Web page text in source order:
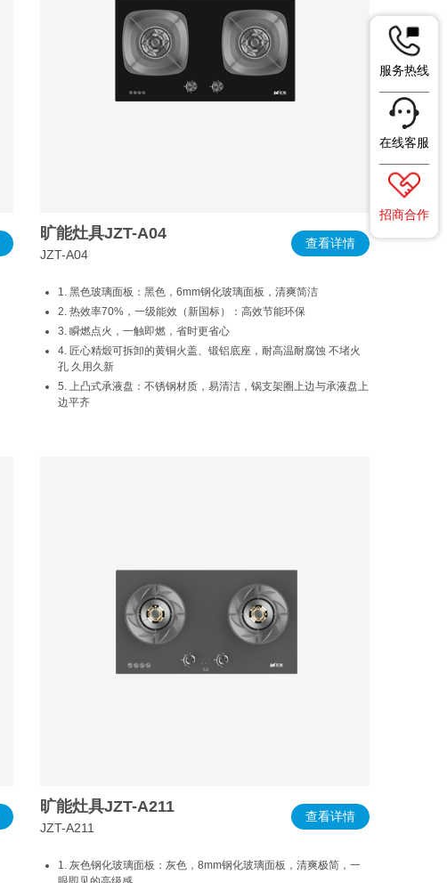
旷能灶具JZT-A04
JZT-A04
查看详情
1. 黑色玻璃面板：黑色，6mm钢化玻璃面板，清爽简洁
2. 热效率70%，一级能效（新国标）：高效节能环保
3. 瞬燃点火，一触即燃，省时更省心
4. 匠心精煅可拆卸的黄铜火盖、锻铝底座，耐高温耐腐蚀 不堵火
孔 久用久新
5. 上凸式承液盘：不锈钢材质，易清洁，锅支架圈上边与承液盘上
边平齐
旷能灶具JZT-A211
JZT-A211
查看详情
1. 灰色钢化玻璃面板：灰色，8mm钢化玻璃面板，清爽极简，一
服务热线
在线客服
招商合作